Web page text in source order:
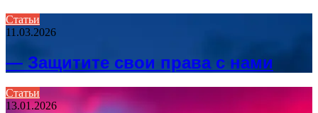
Статьи
11.03.2026
— Защитите свои права с нами
Статьи
13.01.2026